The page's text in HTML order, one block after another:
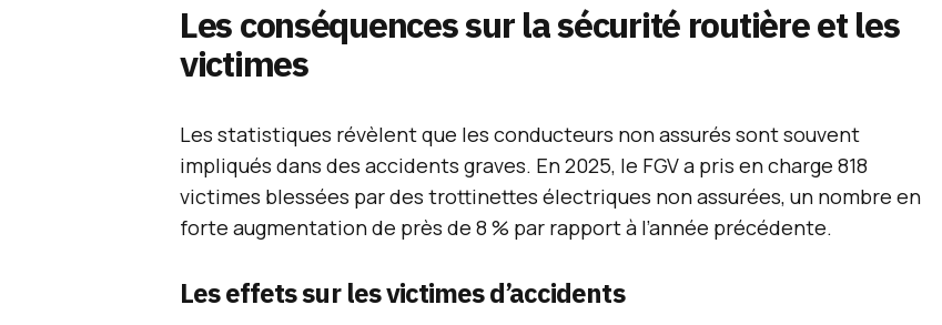
Les conséquences sur la sécurité routière et les
victimes
Les statistiques révèlent que les conducteurs non assurés sont souvent
impliqués dans des accidents graves. En 2025, le FGV a pris en charge 818
victimes blessées par des trottinettes électriques non assurées, un nombre en
forte augmentation de près de 8 % par rapport à l’année précédente.
Les effets sur les victimes d’accidents